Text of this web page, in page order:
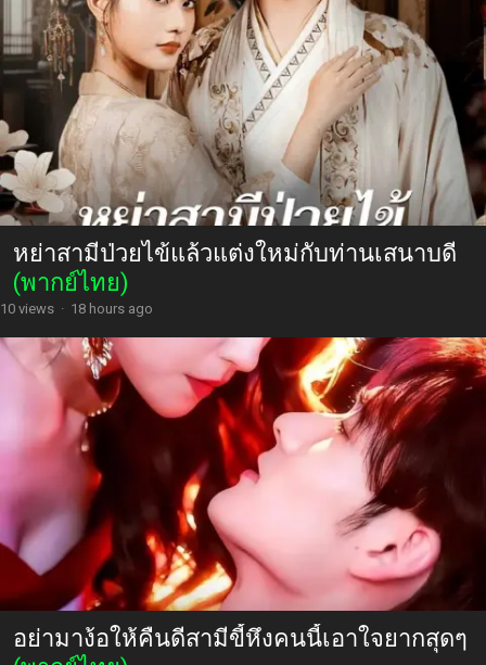
หย่าสามีป่วยไข้แล้วแต่งใหม่กับท่านเสนาบดี
(พากย์ไทย)
10 views · 18 hours ago
อย่ามาง้อให้คืนดีสามีขี้หึงคนนี้เอาใจยากสุดๆ